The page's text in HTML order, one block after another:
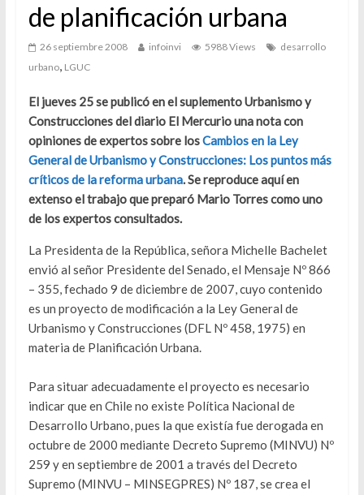
de planificación urbana
26 septiembre 2008 infoinvi 5988 Views
desarrollo
urbano, LGUC
El jueves 25 se publicó en el suplemento Urbanismo y
Construcciones del diario El Mercurio una nota con
opiniones de expertos sobre losCambios en la Ley
General de Urbanismo y Construcciones: Los puntos más
críticos de la reforma urbana. Se reproduce aquí en
extenso el trabajo que preparó Mario Torres como uno
de los expertos consultados.
La Presidenta de la República, señora Michelle Bachelet
envió al señor Presidente del Senado, el Mensaje Nº 866
– 355, fechado 9 de diciembre de 2007, cuyo contenido
es un proyecto de modificación a la Ley General de
Urbanismo y Construcciones (DFL Nº 458, 1975) en
materia de Planificación Urbana.
Para situar adecuadamente el proyecto es necesario
indicar que en Chile no existe Política Nacional de
Desarrollo Urbano, pues la que existía fue derogada en
octubre de 2000 mediante Decreto Supremo (MINVU) Nº
259 y en septiembre de 2001 a través del Decreto
Supremo (MINVU – MINSEGPRES) Nº 187, se crea el